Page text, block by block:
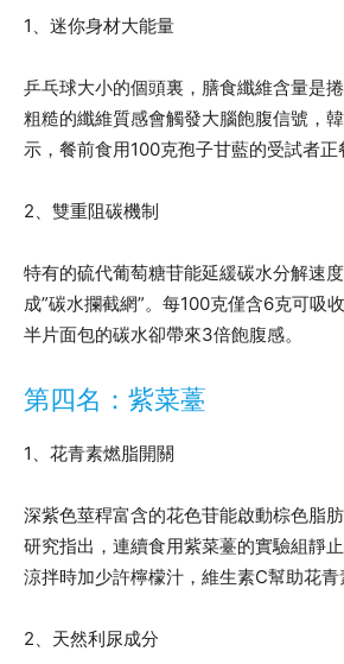
1、迷你身材大能量
乒乓球大小的個頭裏，膳食纖維含量是
粗糙的纖維質感會觸發大腦飽腹信號，
示，餐前食用100克孢子甘藍的受試者正
2、雙重阻碳機制
特有的硫代葡萄糖苷能延緩碳水分解速
成”碳水攔截網”。每100克僅含6克可吸
半片面包的碳水卻帶來3倍飽腹感。
第四名：紫菜薹
1、花青素燃脂開關
深紫色莖稈富含的花色苷能啟動棕色脂
研究指出，連續食用紫菜薹的實驗組靜止
涼拌時加少許檸檬汁，維生素C幫助花青
2、天然利尿成分